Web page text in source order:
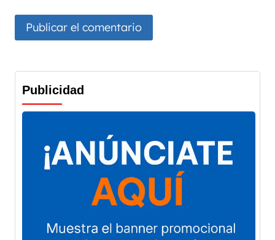
Publicidad